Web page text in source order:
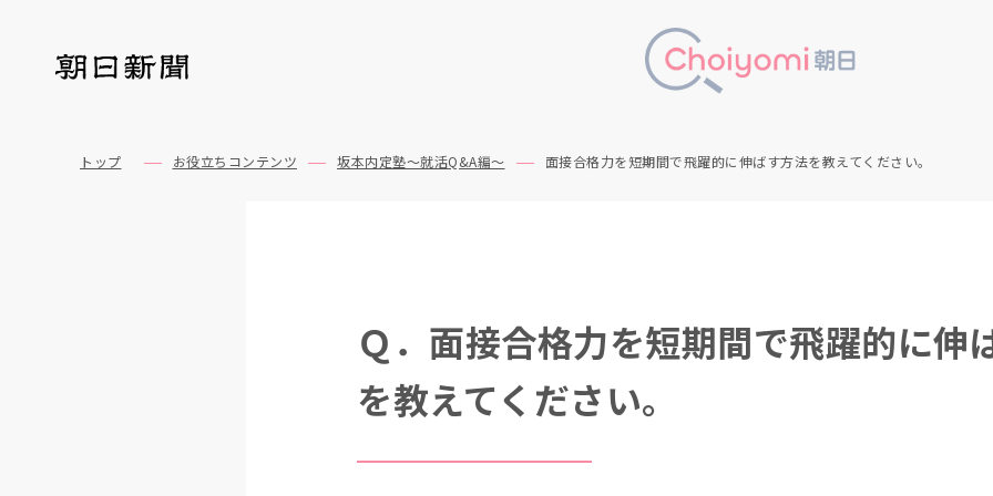
トップ お役立ちコンテンツ 坂本内定塾～就活Q&A編～ 面接合格力を短期間で飛躍的に伸ばす方法を教えてください。
Ｑ．面接合格力を短期間で飛躍的に伸
を教えてください。